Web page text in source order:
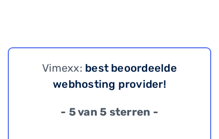
Vimexx: best beoordeelde
webhosting provider!
- 5 van 5 sterren -